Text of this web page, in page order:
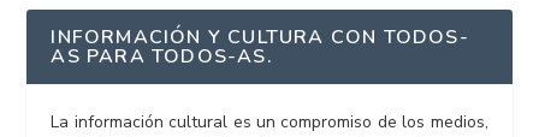
INFORMACIÓN Y CULTURA CON TODOS-
AS PARA TODOS-AS.
La información cultural es un compromiso de los medios,